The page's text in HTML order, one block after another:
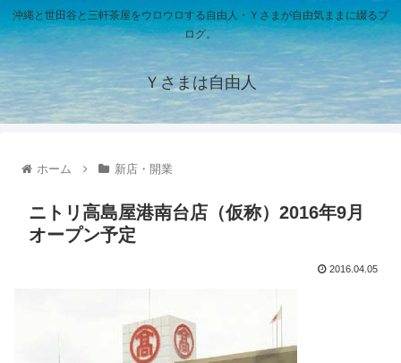
沖縄と世田谷と三軒茶屋をウロウロする自由人・Ｙさまが自由気ままに綴るブ
ログ。
Ｙさまは自由人
ホーム 新店・開業
ニトリ高島屋港南台店（仮称）2016年9月
オープン予定
2016.04.05